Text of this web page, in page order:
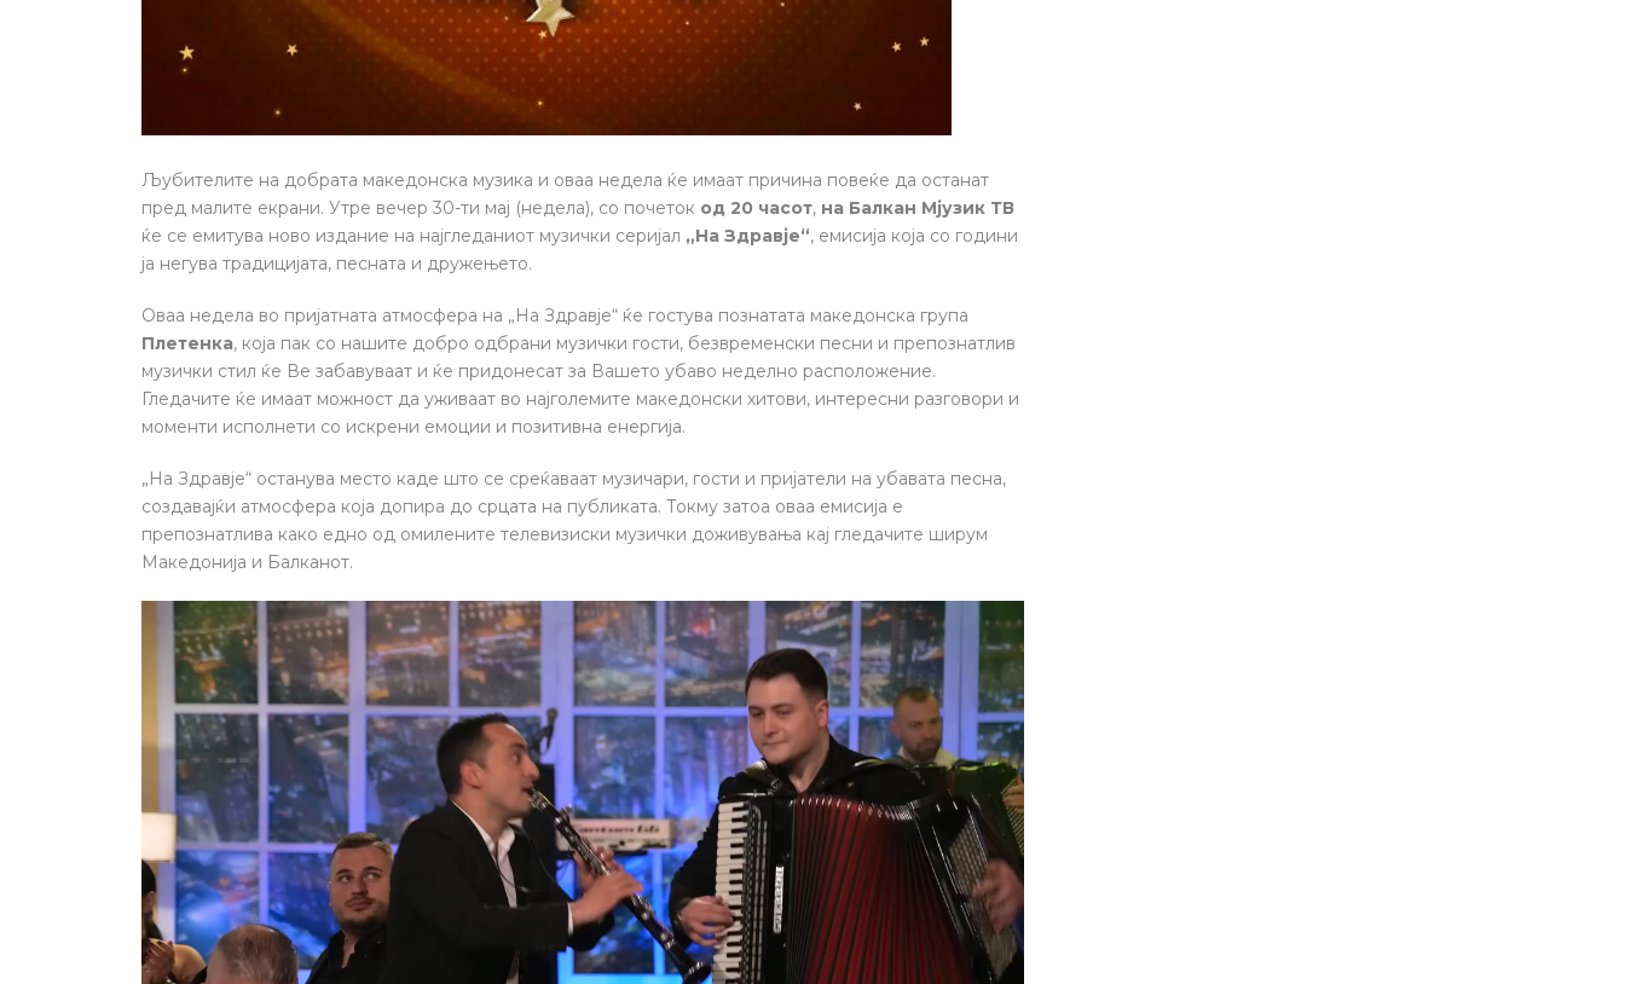
Љубителите на добрата македонска музика и оваа недела ќе имаат причина повеќе да останат
пред малите екрани. Утре вечер 30-ти мај (недела), со почеток од 20 часот, на Балкан Мјузик ТВ
ќе се емитува ново издание на најгледаниот музички серијал „На Здравје“, емисија која со години
ја негува традицијата, песната и дружењето.
Оваа недела во пријатната атмосфера на „На Здравје“ ќе гостува познатата македонска група
Плетенка, која пак со нашите добро одбрани музички гости, безвременски песни и препознатлив
музички стил ќе Ве забавуваат и ќе придонесат за Вашето убаво неделно расположение.
Гледачите ќе имаат можност да уживаат во најголемите македонски хитови, интересни разговори и
моменти исполнети со искрени емоции и позитивна енергија.
„На Здравје“ останува место каде што се среќаваат музичари, гости и пријатели на убавата песна,
создавајќи атмосфера која допира до срцата на публиката. Токму затоа оваа емисија е
препознатлива како едно од омилените телевизиски музички доживувања кај гледачите ширум
Македонија и Балканот.